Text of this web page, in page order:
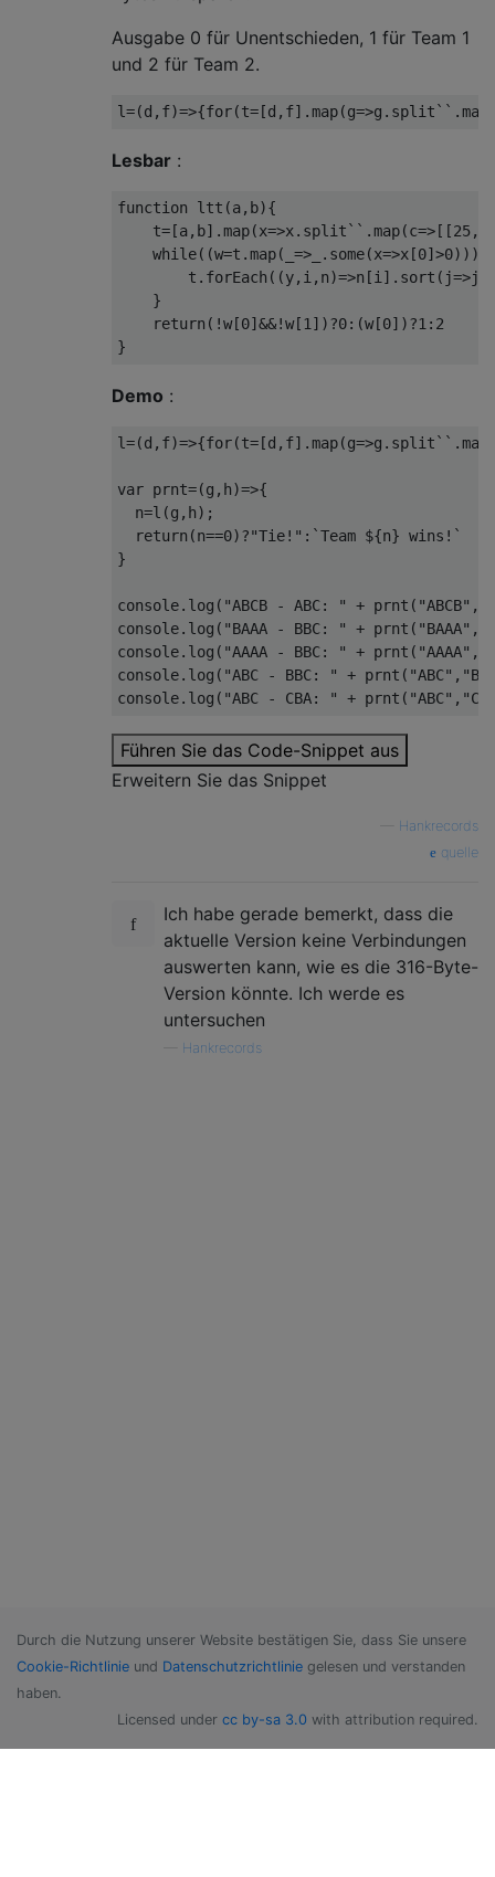
Ausgabe 0 für Unentschieden, 1 für Team 1
und 2 für Team 2.
Lesbar :
function ltt(a,b){
    }
    return(!w[0]&&!w[1])?0:(w[0])?1:2
Demo :
l=(d , f)=>{for(t=[d , f].map(g=>g . split ``.map
var prnt=(g , h)=>{
  n
=l (g , h);
return (n==0)?"Tie!" :`Team ${n} wins !`
}
console. log ( "ABCB - ABC: " + prnt ( "ABCB" ,
console. log ( "BAAA - BBC: " + prnt ( "BAAA" ,
console. log ( "AAAA - BBC: " + prnt ( "AAAA" ,
console. log ( "ABC - BBC: " + prnt ( "ABC" ,
console. log ( "ABC - CBA: " + prnt ( "ABC" ,
Führen Sie das Code-Snippet aus
Erweitern Sie das Snippet
Hankrecords
quelle
Ich habe gerade bemerkt, dass die
aktuelle Version keine Verbindungen
auswerten kann, wie es die 316-Byte-
Version könnte. Ich werde es
untersuchen
Hankrecords
Durch die Nutzung unserer Website bestätigen Sie, dass Sie unsere
Cookie-Richtlinie und Datenschutzrichtlinie gelesen und verstanden
haben.
Licensed under cc by-sa 3.0 with attribution required.